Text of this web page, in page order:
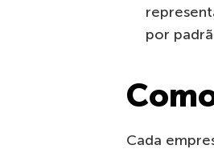
por
Cada